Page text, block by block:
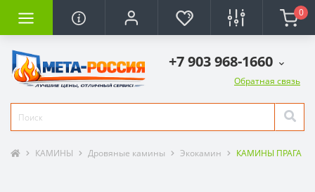
0
+7 903 968-1660
Обратная связь
КАМИНЫ Дровяные камины Экокамин КАМИНЫ ПРАГА